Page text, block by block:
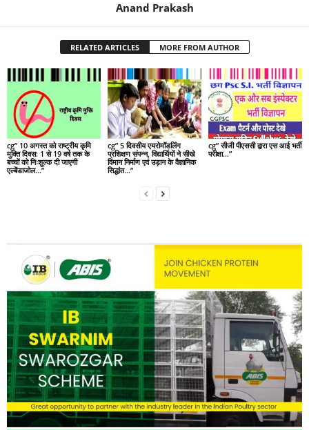
Anand Prakash
RELATED ARTICLES MORE FROM AUTHOR
cg” 10 अगस्त को राष्ट्रीय कृमि
मुक्ति दिवस: 1 से 19 वर्ष तक के
बच्चों को निःशुल्क दी जाएगी
एल्बेंडाजोल…”
cg” 5 दिवसीय एयरोमॉडलिंग
प्रशिक्षण संपन्न, विद्यार्थियों ने सीखे
विमान निर्माण एवं उड़ान के वैज्ञानिक
सिद्धांत…”
cg” सीजी पीएससी द्वारा एस आई भर्ती
परीक्षा…”